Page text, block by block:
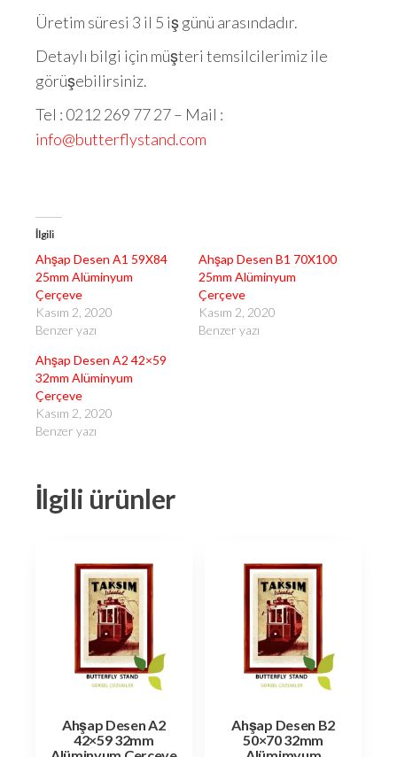
Üretim süresi 3 il 5 iş günü arasındadır.
Detaylı bilgi için müşteri temsilcilerimiz ile
görüşebilirsiniz.
Tel : 0212 269 77 27 – Mail :
info@butterflystand.com
İlgili
Ahşap Desen A1 59X84
25mm Alüminyum
Çerçeve
Kasım 2, 2020
Benzer yazı
Ahşap Desen B1 70X100
25mm Alüminyum
Çerçeve
Kasım 2, 2020
Benzer yazı
Ahşap Desen A2 42×59
32mm Alüminyum
Çerçeve
Kasım 2, 2020
Benzer yazı
İlgili ürünler
Ahşap Desen A2
42×59 32mm
Ahşap Desen B2
50×70 32mm